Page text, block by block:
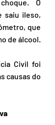
O
saiu ileso,
que
Civil foi
causas do